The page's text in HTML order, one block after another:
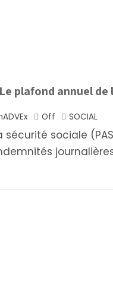
Le plafond annuel
Off SOCIAL
sociale